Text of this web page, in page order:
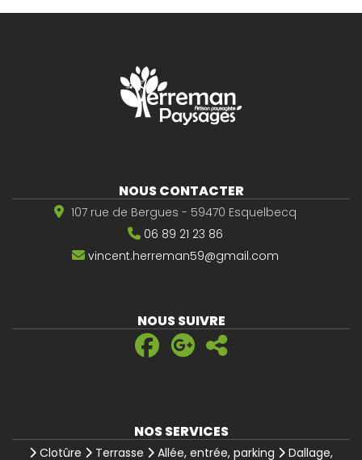
NOUS CONTACTER
107 rue de Bergues - 59470 Esquelbecq
06 89 21 23 86
vincent.herreman59@gmail.com
NOUS SUIVRE
NOS SERVICES
Clotûre Terrasse Allée, entrée, parking Dallage,